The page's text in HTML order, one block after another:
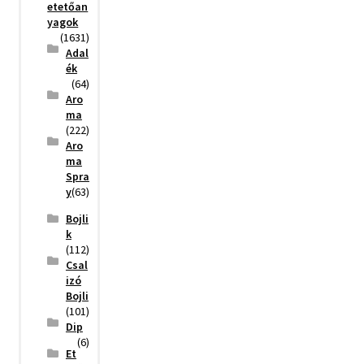
etetőan
yagok
(1631)
Adal
ék
(64)
Aro
ma
(222)
Aro
ma
Spra
y(63)
Bojli
k
(112)
Csal
izó
Bojli
(101)
Dip
(6)
Et